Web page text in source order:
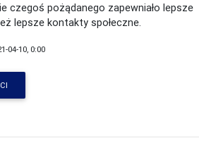
czegoś pożądanego zapewniało lepsze
lepsze kontakty społeczne.
04-10, 0:00